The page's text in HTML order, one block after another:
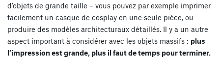
d’objets de grande taille – vous pouvez par exemple imprimer
facilement un casque de cosplay en une seule pièce, ou
produire des modèles architecturaux détaillés. Il y a un autre
aspect important à considérer avec les objets massifs : plus
l’impression est grande, plus il faut de temps pour terminer.